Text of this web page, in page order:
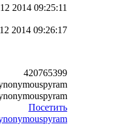
2014 09:25:11
2014 09:26:17
420765399
Посетить